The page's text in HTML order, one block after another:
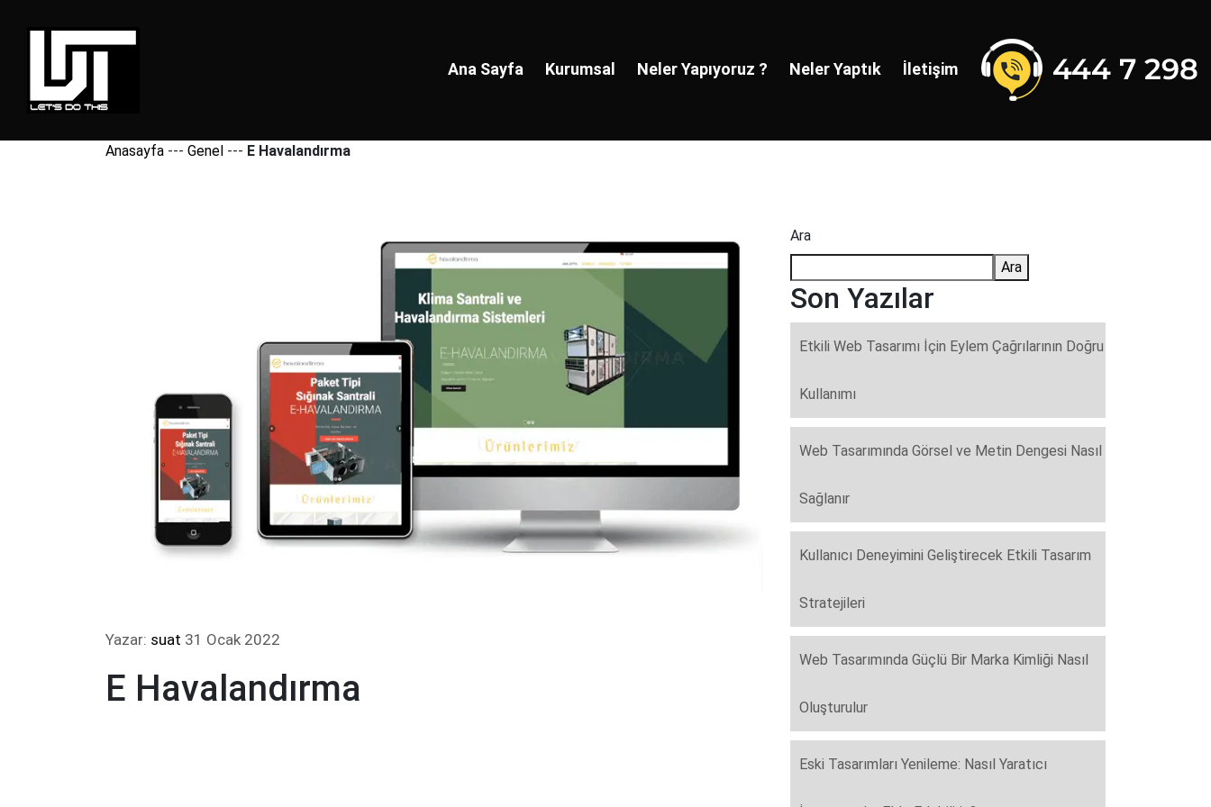
Ana Sayfa Kurumsal Neler Yapıyoruz ? Neler Yaptık İletişim
Anasayfa --- Genel --- E Havalandırma
Yazar: suat 31 Ocak 2022
E Havalandırma
Ara
Ara
Son Yazılar
Etkili Web Tasarımı İçin Eylem Çağrılarının Doğru
Kullanımı
Web Tasarımında Görsel ve Metin Dengesi Nasıl
Sağlanır
Kullanıcı Deneyimini Geliştirecek Etkili Tasarım
Stratejileri
Web Tasarımında Güçlü Bir Marka Kimliği Nasıl
Oluşturulur
Eski Tasarımları Yenileme: Nasıl Yaratıcı